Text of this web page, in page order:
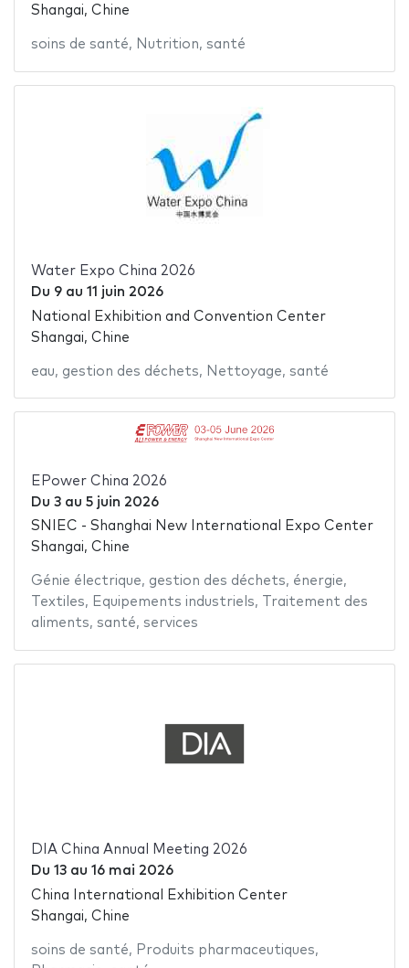
Shangai, Chine
soins de santé, Nutrition, santé
Water Expo China 2026
Du 9au 11 juin 2026
National Exhibition and Convention Center
Shangai, Chine
eau, gestion des déchets, Nettoyage, santé
EPower China 2026
Du 3au 5 juin 2026
SNIEC - Shanghai New International Expo Center
Shangai, Chine
Génie électrique, gestion des déchets, énergie,
Textiles, Equipements industriels,
Traitement des
aliments, santé, services
DIA China Annual Meeting 2026
Du 13au 16 mai 2026
China International Exhibition Center
Shangai, Chine
soins de santé, Produits pharmaceutiques,